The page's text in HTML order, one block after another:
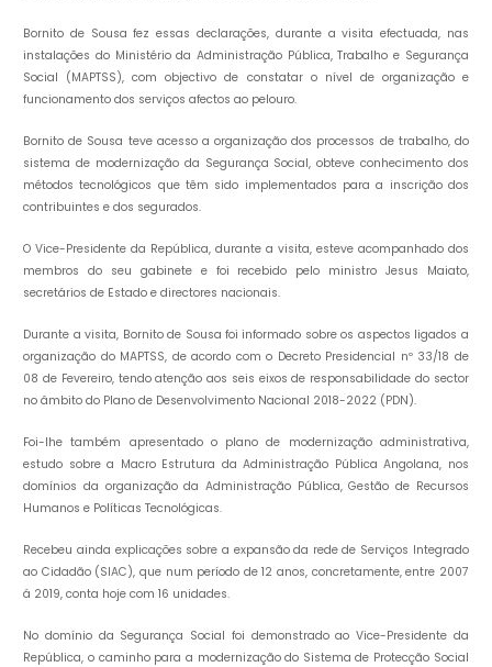
Bornito de Sousa fez essas declarações, durante a visita efectuada, nas
instalações do Ministério da Administração Pública, Trabalho e Segurança
Social (MAPTSS), com objectivo de constatar o nível de organização e
funcionamento dos serviços afectos ao pelouro.
Bornito de Sousa teve acesso a organização dos processos de trabalho, do
sistema de modernização da Segurança Social, obteve conhecimento dos
métodos tecnológicos que têm sido implementados para a inscrição dos
contribuintes e dos segurados.
O Vice-Presidente da República, durante a visita, esteve acompanhado dos
membros do seu gabinete e foi recebido pelo ministro Jesus Maiato,
secretários de Estado e directores nacionais.
Durante a visita, Bornito de Sousa foi informado sobre os aspectos ligados a
organização do MAPTSS, de acordo com o Decreto Presidencial nº 33/18 de
08 de Fevereiro, tendo atenção aos seis eixos de responsabilidade do sector
no âmbito do Plano de Desenvolvimento Nacional 2018-2022 (PDN).
Foi-lhe também apresentado o plano de modernização administrativa,
estudo sobre a Macro Estrutura da Administração Pública Angolana, nos
domínios da organização da Administração Pública, Gestão de Recursos
Humanos e Políticas Tecnológicas.
Recebeu ainda explicações sobre a expansão da rede de Serviços Integrado
ao Cidadão (SIAC), que num período de 12 anos, concretamente, entre 2007
á 2019, conta hoje com 16 unidades.
No domínio da Segurança Social foi demonstrado ao Vice-Presidente da
República, o caminho para a modernização do Sistema de Protecção Social